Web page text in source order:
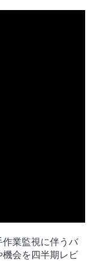
業監視に伴うバ
会を四半期レビ